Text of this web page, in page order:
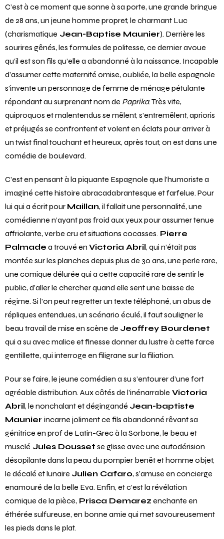
C’est à ce moment que sonne à sa porte, une grande bringue
de 28 ans, un jeune homme propret, le charmant Luc
(charismatique Jean-Baptise Maunier). Derrière les
sourires gênés, les formules de politesse, ce dernier avoue
qu’il est son fils qu’elle a abandonné à la naissance. Incapable
d’assumer cette maternité omise, oubliée, la belle espagnole
s’invente un personnage de femme de ménage pétulante
répondant au surprenant nom de Paprika. Très vite,
quiproquos et malentendus se mêlent, s’entremêlent, aprioris
et préjugés se confrontent et volent en éclats pour arriver à
un twist final touchant et heureux, après tout, on est dans une
comédie de boulevard.
C’est en pensant à la piquante Espagnole que l’humoriste a
imaginé cette histoire abracadabrantesque et farfelue. Pour
lui qui a écrit pour Maillan, il fallait une personnalité, une
comédienne n’ayant pas froid aux yeux pour assumer tenue
affriolante, verbe cru et situations cocasses. Pierre
Palmade a trouvé en Victoria Abril, qui n’était pas
montée sur les planches depuis plus de 30 ans, une perle rare,
une comique délurée qui a cette capacité rare de sentir le
public, d’aller le chercher quand elle sent une baisse de
régime. Si l’on peut regretter un texte téléphoné, un abus de
répliques entendues, un scénario éculé, il faut souligner le
beau travail de mise en scène de Jeoffrey Bourdenet
qui a su avec malice et finesse donner du lustre à cette farce
gentillette, qui interroge en filigrane sur la filiation.
Pour se faire, le jeune comédien a su s’entourer d’une fort
agréable distribution. Aux côtés de l’inénarrable Victoria
Abril, le nonchalant et dégingandé Jean-baptiste
Maunier incarne joliment ce fils abandonné rêvant sa
génitrice en prof de Latin-Grec à la Sorbone, le beau et
musclé Jules Dousset se glisse avec une autodérision
désopilante dans la peau du pompier benêt et homme objet,
le décalé et lunaire Julien Cafaro, s’amuse en concierge
enamouré de la belle Eva. Enfin, et c’est la révélation
comique de la pièce, Prisca Demarez enchante en
éthérée sulfureuse, en bonne amie qui met savoureusement
les pieds dans le plat.